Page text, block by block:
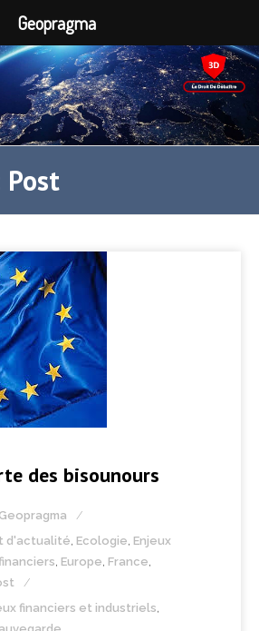
Post
des bisounours
Geopragma
d'actualité Ecologie Enjeux
Europe France
financiers et industriels
Geopragma